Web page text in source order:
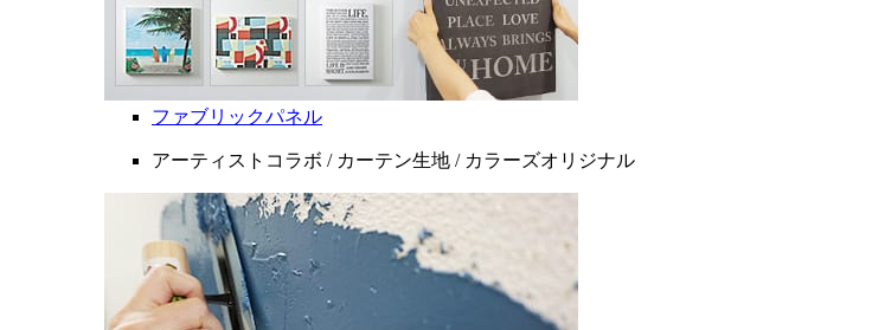
ファブリックパネル
アーティストコラボ / カーテン生地 / カラーズオリジナル